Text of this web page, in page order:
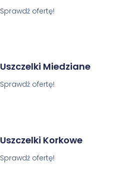
Sprawdź ofertę!
Uszczelki Miedziane
Sprawdź ofertę!
Uszczelki Korkowe
Sprawdź ofertę!